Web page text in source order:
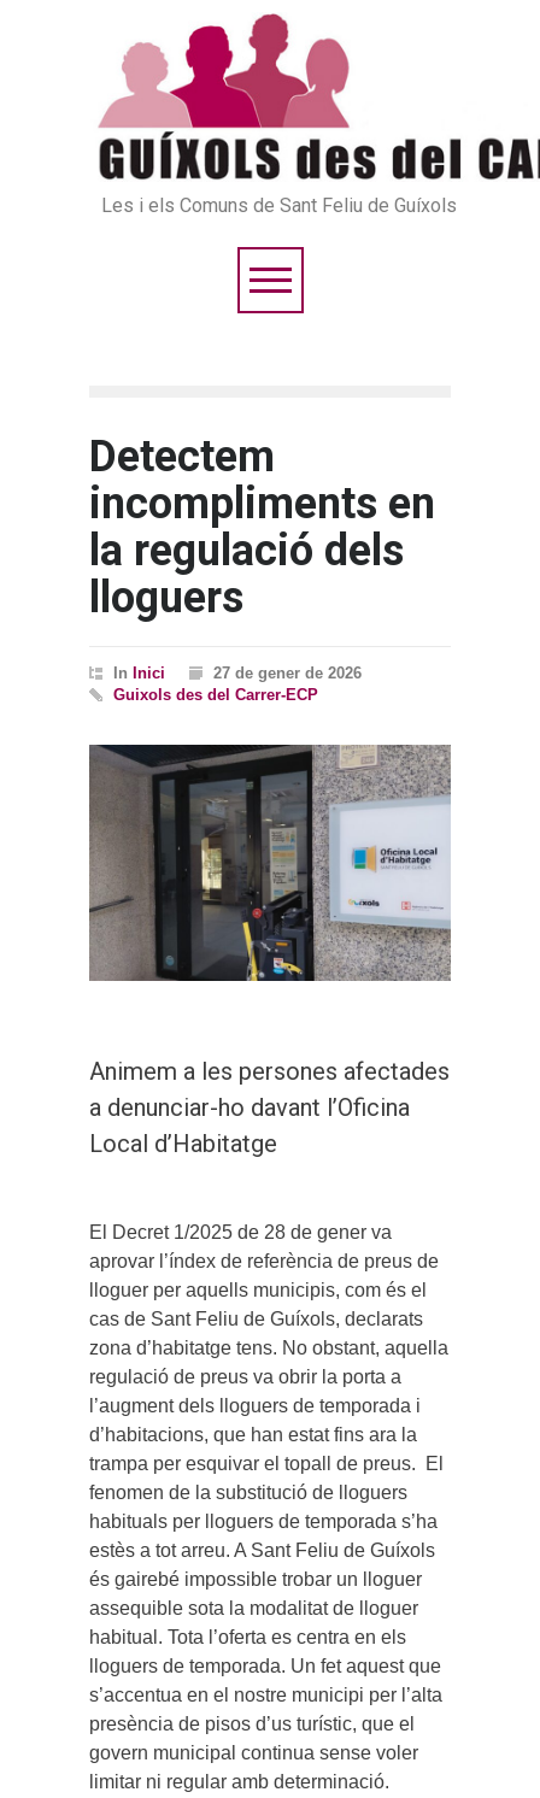
Les i els Comuns de Sant Feliu de Guíxols
Detectem
incompliments en
la regulació dels
lloguers
In Inici
27 de gener de 2026
Guixols des del Carrer-ECP
Animem a les persones afectades
a denunciar-ho davant l’Oficina
Local d’Habitatge
El Decret 1/2025 de 28 de gener va
aprovar l’í­ndex de referència de preus de
lloguer per aquells municipis, com és el
cas de Sant Feliu de Guíxols, declarats
zona d’habitatge tens. No obstant, aquella
regulació de preus va obrir la porta a
l’augment dels lloguers de temporada i
d’habitacions, que han estat fins ara la
trampa per esquivar el topall de preus. El
fenomen de la substitució de lloguers
habituals per lloguers de temporada s’ha
estès a tot arreu. A Sant Feliu de Guíxols
és gairebé impossible trobar un lloguer
assequible sota la modalitat de lloguer
habitual. Tota l’oferta es centra en els
lloguers de temporada. Un fet aquest que
s’accentua en el nostre municipi per l’alta
presència de pisos d’us turístic, que el
govern municipal continua sense voler
limitar ni regular amb determinació.